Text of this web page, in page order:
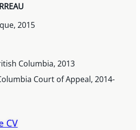
2015
Columbia, 2013
Court of Appeal, 2014-
CV